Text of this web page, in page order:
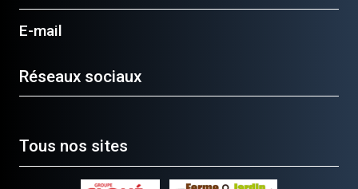
E-mail
Réseaux sociaux
Tous nos sites